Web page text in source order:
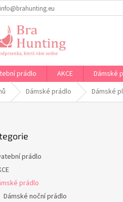
info@brahunting.eu
prádlo AKCE Dámské
Dámské prádlo Dámské
prádlo
prádlo
Dámské noční prádlo